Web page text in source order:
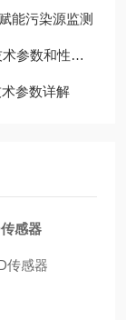
能污染源监测
和性能特点
参数详解
感器